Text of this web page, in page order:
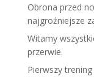
Obrona przed
najgroźniejsze
Witamy
przerwie.
Pierwszy